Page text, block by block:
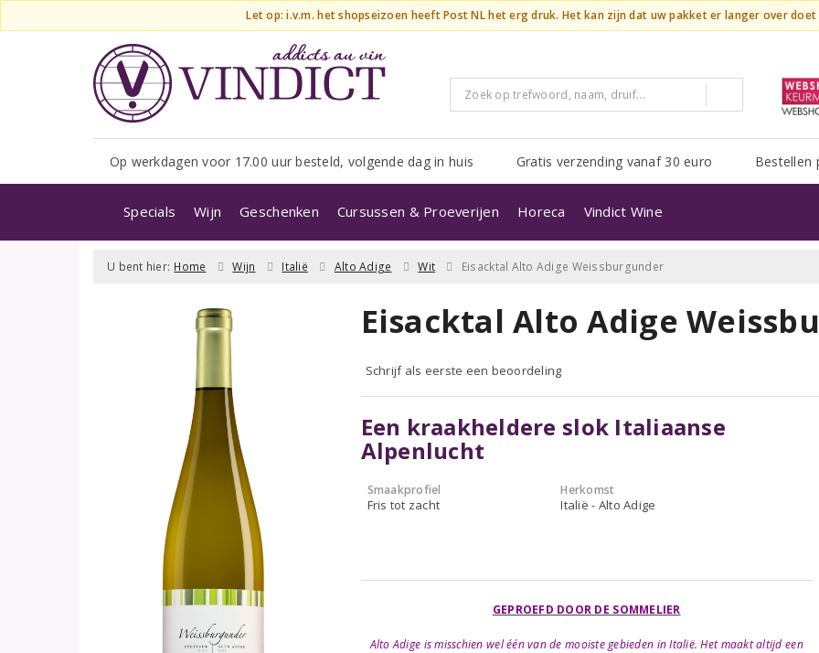
Let op: i.v.m. het shopseizoen heeft Post NL het erg druk. Het kan zijn dat uw pakket er langer over doet
Op werkdagen voor 17.00 uur besteld, volgende dag in huis Gratis verzending vanaf 30 euro Bestellen
Specials Wijn Geschenken Cursussen & Proeverijen Horeca Vindict Wine
U bent hier: Home Wijn Italië Alto Adige Wit Eisacktal Alto Adige Weissburgunder
Eisacktal Alto Adige
Schrijf als eerste een beoordeling
Een kraakheldere slok Italiaanse
Alpenlucht
Smaakprofiel
Fris tot zacht
Herkomst
Italië - Alto Adige
GEPROEFD DOOR DE SOMMELIER
Alto Adige is misschien wel één van de mooiste gebieden in Italië. Het maakt altijd een